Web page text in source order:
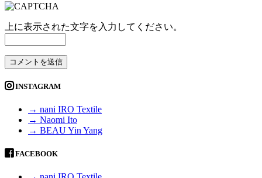
上に表示された文字を入力してください。
INSTAGRAM
→ nani IRO Textile
→ Naomi Ito
→ BEAU Yin Yang
FACEBOOK